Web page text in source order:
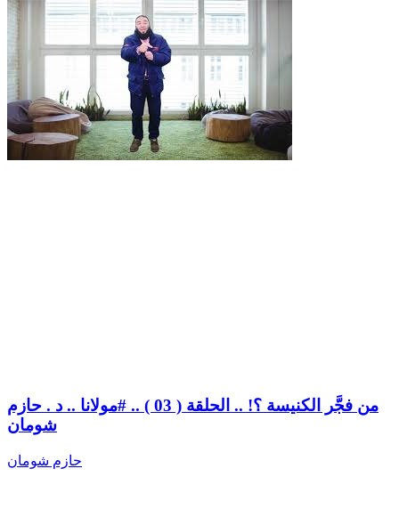
من فجَّر الكنيسة ؟! .. الحلقة ( 03 ) .. #مولانا .. د . حازم
شومان
حازم شومان